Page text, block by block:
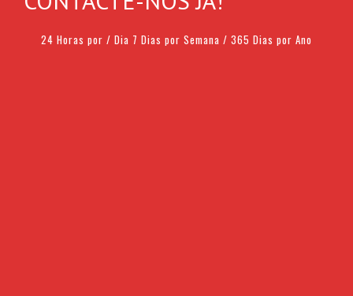
24 Horas por / Dia 7 Dias por Semana / 365 Dias por Ano